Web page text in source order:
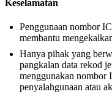
Keselamatan
Penggunaan nombor
membantu
Hanya pihak yang
pangkalan data rekod
menggunakan nombor
penyalahgunaan atau